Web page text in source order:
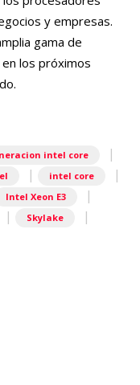
y empresas.
gama de
los próximos
intel core |
| intel core |
Intel Xeon E3 |
| Skylake |